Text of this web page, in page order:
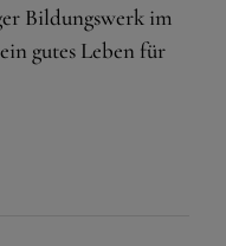
Bildungswerk im
gutes Leben für